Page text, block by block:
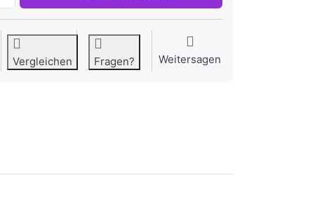
Vergleichen Fragen? Weitersagen